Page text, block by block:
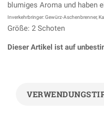
blumiges Aroma und haben
Inverkehrbringer: Gewürz-Aschenbrenner,
Größe: 2 Schoten
Dieser Artikel ist auf